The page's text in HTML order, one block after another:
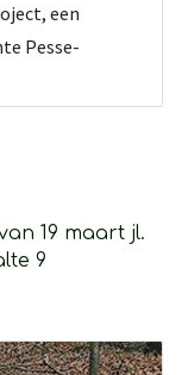
een
Pesse-
19 maart jl.
9